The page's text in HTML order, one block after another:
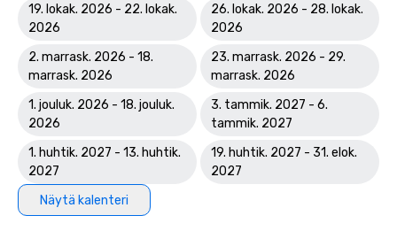
19. lokak. 2026 - 22. lokak.
2026
26. lokak. 2026 - 28. lokak.
2026
2. marrask. 2026 - 18.
marrask. 2026
23. marrask. 2026 - 29.
marrask. 2026
1. jouluk. 2026 - 18. jouluk.
2026
3. tammik. 2027 - 6.
tammik. 2027
1. huhtik. 2027 - 13. huhtik.
2027
19. huhtik. 2027 - 31. elok.
2027
Näytä kalenteri